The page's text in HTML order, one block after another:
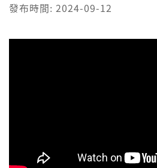
發布時間: 2024-09-12